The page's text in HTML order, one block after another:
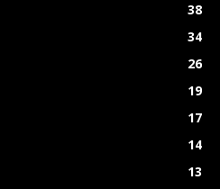
38
34
26
19
17
14
13